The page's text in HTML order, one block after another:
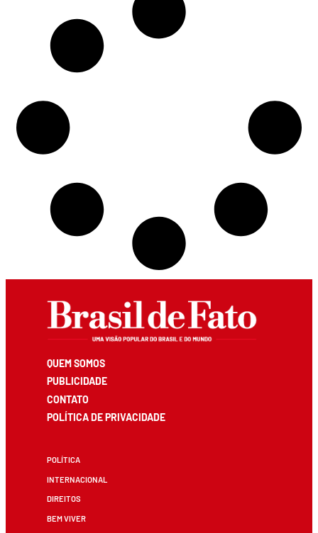
QUEM SOMOS
PUBLICIDADE
CONTATO
POLÍTICA DE PRIVACIDADE
POLÍTICA
INTERNACIONAL
DIREITOS
BEM VIVER